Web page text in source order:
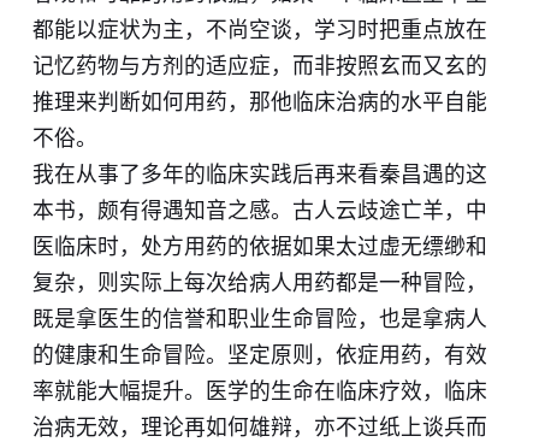
都能以症状为主，不尚空谈，学习时把重点放在
记忆药物与方剂的适应症，而非按照玄而又玄的
推理来判断如何用药，那他临床治病的水平自能
不俗。
我在从事了多年的临床实践后再来看秦昌遇的这
本书，颇有得遇知音之感。古人云歧途亡羊，中
医临床时，处方用药的依据如果太过虚无缥缈和
复杂，则实际上每次给病人用药都是一种冒险，
既是拿医生的信誉和职业生命冒险，也是拿病人
的健康和生命冒险。坚定原则，依症用药，有效
率就能大幅提升。医学的生命在临床疗效，临床
治病无效，理论再如何雄辩，亦不过纸上谈兵而